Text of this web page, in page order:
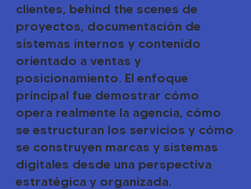
clientes, behind the scenes de
proyectos, documentación de
sistemas internos y contenido
orientado a ventas y
posicionamiento. El enfoque
principal fue demostrar cómo
opera realmente la agencia, cómo
se estructuran los servicios y cómo
se construyen marcas y sistemas
digitales desde una perspectiva
estratégica y organizada.